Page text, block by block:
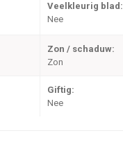
Veelkleurig blad:
Nee
Zon / schaduw:
Zon
Giftig:
Nee